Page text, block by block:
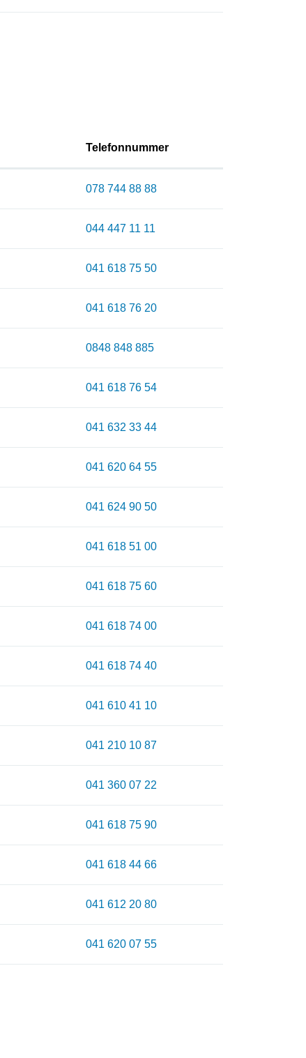
Telefonnummer
078 744 88 88
044 447 11 11
041 618 75 50
041 618 76 20
0848 848 885
041 618 76 54
041 632 33 44
041 620 64 55
041 624 90 50
041 618 51 00
041 618 75 60
041 618 74 00
041 618 74 40
041 610 41 10
041 210 10 87
041 360 07 22
041 618 75 90
041 618 44 66
041 612 20 80
041 620 07 55